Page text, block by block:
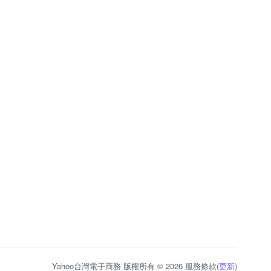
Yahoo台灣電子商務 版權所有 © 2026 服務條款(更新)